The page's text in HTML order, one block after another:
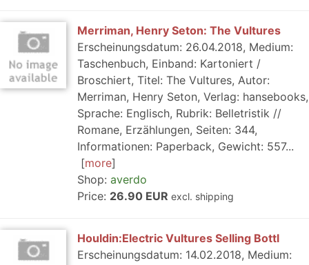
Merriman, Henry Seton: The Vultures
Erscheinungsdatum: 26.04.2018, Medium:
Taschenbuch, Einband: Kartoniert /
Broschiert, Titel: The Vultures, Autor:
Merriman, Henry Seton, Verlag: hansebooks,
Sprache: Englisch, Rubrik: Belletristik //
Romane, Erzählungen, Seiten: 344,
Informationen: Paperback, Gewicht: 557...
more
Shop: averdo
Price: 26.90 EUR excl. shipping
Houldin:Electric Vultures Selling Bottl
Erscheinungsdatum: 14.02.2018, Medium: